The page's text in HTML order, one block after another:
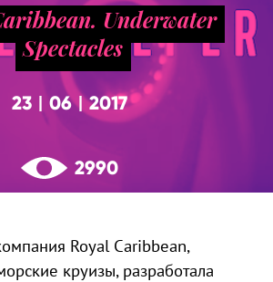
Underwater
Spectacles
23 06| 2017
2990
Royal Caribbean,
круизы, разработала